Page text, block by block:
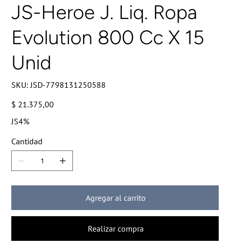
JS-Heroe J. Liq. Ropa
Evolution 800 Cc X 15
Unid
SKU: SKU
JSD-
JSD-7798131250588
Precio
$ 21.375,00
JS4%
Cantidad
Agregar al carrito
Realizar compra